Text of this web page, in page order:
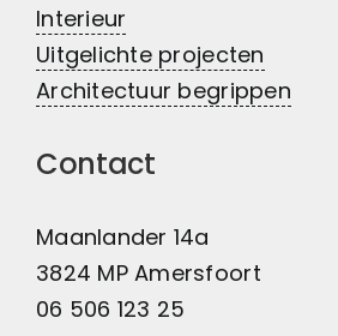
Interieur
Uitgelichte projecten
Architectuur begrippen
Contact
Maanlander 14a
3824 MP Amersfoort
06 506 123 25